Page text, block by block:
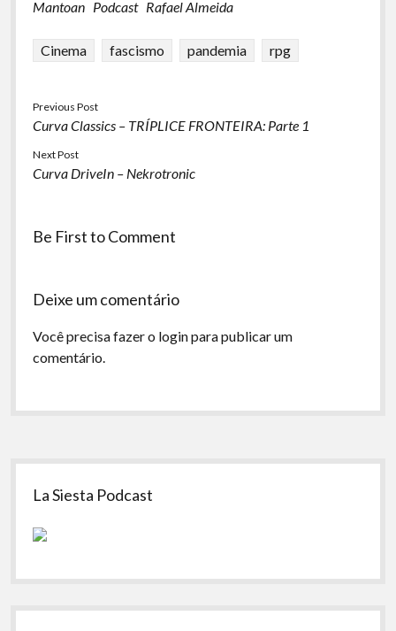
Mantoan Podcast Rafael Almeida
Cinema fascismo pandemia rpg
Previous Post
Curva Classics – TRÍPLICE FRONTEIRA: Parte 1
Next Post
Curva DriveIn – Nekrotronic
Be First to Comment
Deixe um comentário
Você precisa fazer o loginpara publicar um
comentário.
Sidebar
La Siesta Podcast